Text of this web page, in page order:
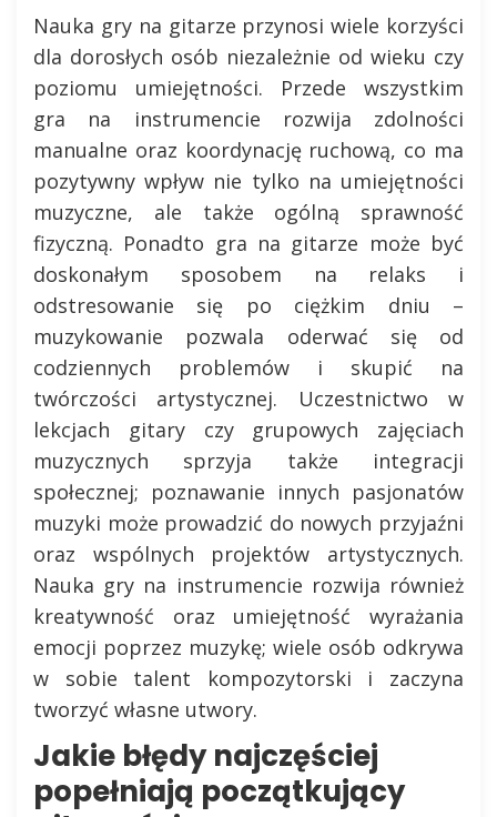
Nauka gry na gitarze przynosi wiele korzyści
dla dorosłych osób niezależnie od wieku czy
poziomu umiejętności. Przede wszystkim
gra na instrumencie rozwija zdolności
manualne oraz koordynację ruchową, co ma
pozytywny wpływ nie tylko na umiejętności
muzyczne, ale także ogólną sprawność
fizyczną. Ponadto gra na gitarze może być
doskonałym sposobem na relaks i
odstresowanie się po ciężkim dniu –
muzykowanie pozwala oderwać się od
codziennych problemów i skupić na
twórczości artystycznej. Uczestnictwo w
lekcjach gitary czy grupowych zajęciach
muzycznych sprzyja także integracji
społecznej; poznawanie innych pasjonatów
muzyki może prowadzić do nowych przyjaźni
oraz wspólnych projektów artystycznych.
Nauka gry na instrumencie rozwija również
kreatywność oraz umiejętność wyrażania
emocji poprzez muzykę; wiele osób odkrywa
w sobie talent kompozytorski i zaczyna
tworzyć własne utwory.
Jakie błędy najczęściej
popełniają początkujący